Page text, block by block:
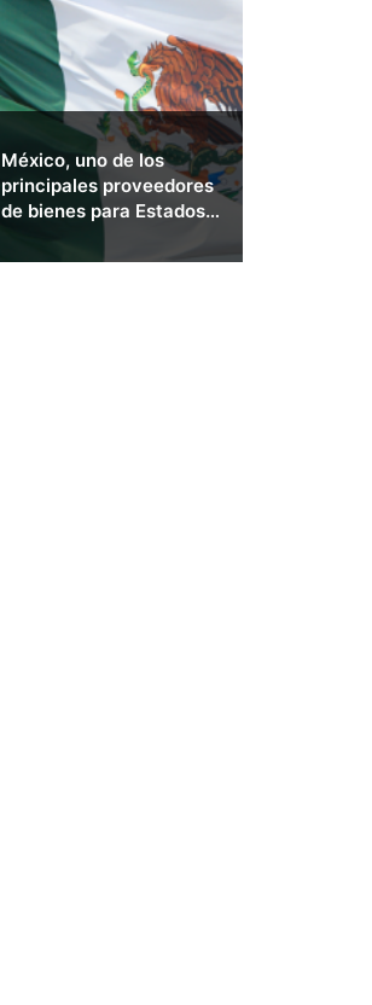
México, uno de los
principales proveedores
de bienes para Estados